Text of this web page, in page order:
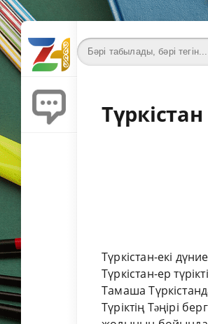
Түркістан-екі
Түркістан-ер
Тамаша
Түріктің Тəңірі